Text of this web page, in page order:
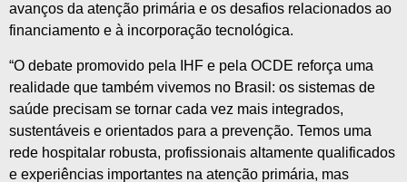
avanços da atenção primária e os desafios relacionados ao
financiamento e à incorporação tecnológica.
“O debate promovido pela IHF e pela OCDE reforça uma
realidade que também vivemos no Brasil: os sistemas de
saúde precisam se tornar cada vez mais integrados,
sustentáveis e orientados para a prevenção. Temos uma
rede hospitalar robusta, profissionais altamente qualificados
e experiências importantes na atenção primária, mas